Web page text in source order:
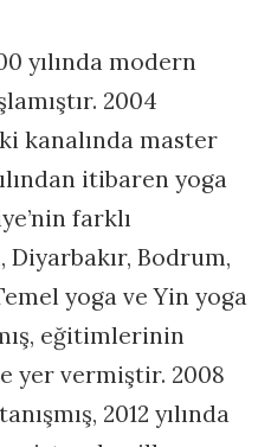
yılında modern
2004
kanalında master
itibaren yoga
farklı
Bodrum,
yoga ve Yin yoga
eğitimlerinin
yer vermiştir. 2008
2012 yılında